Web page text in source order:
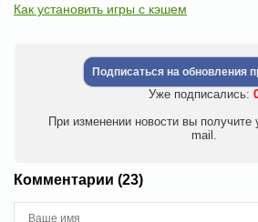
Как установить игры с кэшем
Подписаться на обновления
Уже подписались:
При изменении новости вы
mail.
Комментарии (23)